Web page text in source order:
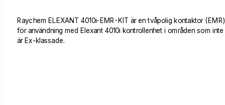
Raychem ELEXANT 4010i-EMR-KIT är en tvåpolig kontaktor (EMR)
för användning med Elexant 4010i kontrollenhet i områden som inte
är Ex-klassade.